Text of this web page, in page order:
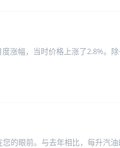
涨幅，当时价格上涨了2.8%。
的眼前。与去年相比，每升汽